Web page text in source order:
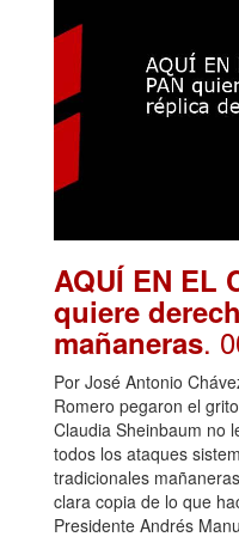
AQUÍ EN EL
quiere
mañaneras.
Por José Antonio
Romero pegaron el
Claudia Sheinbaum no
todos los ataques
tradicionales
clara copia de lo que
Presidente Andrés